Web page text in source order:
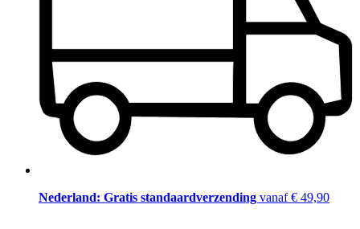
Nederland: Gratis standaardverzending vanaf € 49,90